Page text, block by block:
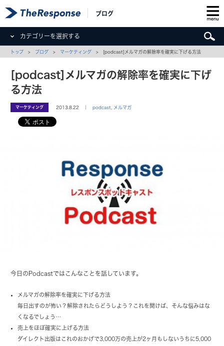
ブログ
カテゴリーを選択する
トップ > ブログ > マーケティング > [podcast]メルマガの解除率を確実に下げる方法
[podcast]メルマガの解除率を確実に下げ
る方法
マーケティング 2013.8.22 ｜podcast メルマガ
今日のPodcastではこんなことを話しています。
メルマガの解除率を確実に下げる方法
毎日出すのが怖い？解除されたらどうしよう？これを聞けば、そんな悩みはな
くなるでしょう…
売上をほぼ確実に上げる方法
ダイレクト出版はこれのおかげで3,000万の売上が2ヶ月もしないうちに5,000